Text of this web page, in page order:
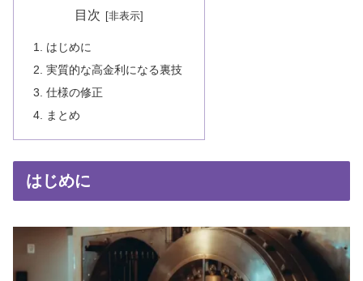
目次
はじめに
実質的な高金利になる裏技
仕様の修正
まとめ
はじめに